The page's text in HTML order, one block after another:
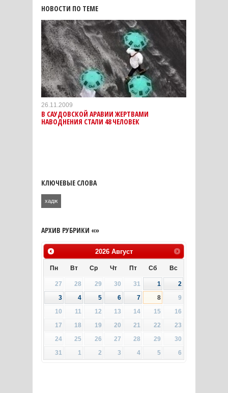
НОВОСТИ ПО ТЕМЕ
26.11.2009
В САУДОВСКОЙ АРАВИИ ЖЕРТВАМИ
НАВОДНЕНИЯ СТАЛИ 48 ЧЕЛОВЕК
КЛЮЧЕВЫЕ СЛОВА
хадж
АРХИВ РУБРИКИ «»
2026 Август
Пн Вт Ср Чт Пт Сб Вс
27 28 29 30 31 1
2
3
4 5 6 7 8
9
10
11 12 13 14 15
16
17
18 19 20 21 22
23
24
25 26 27 28 29
30
31
1 2 3 4 5 6